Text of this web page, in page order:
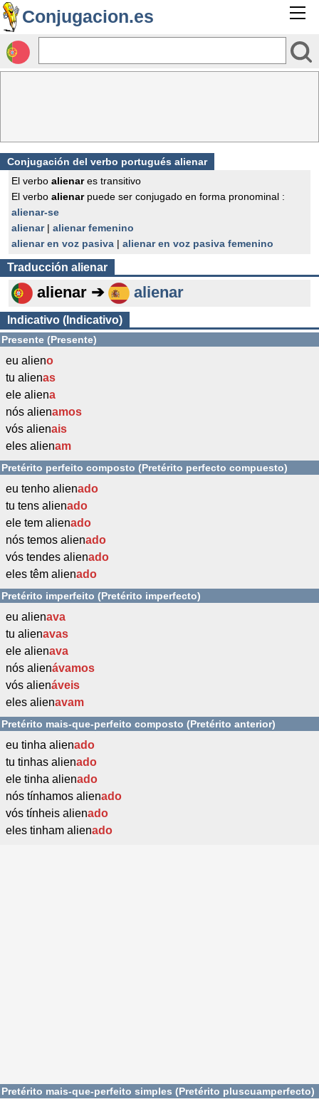
Conjugacion.es
Conjugación del verbo portugués alienar
El verbo alienares transitivo
El verbo alienarpuede ser conjugado en forma pronominal :
alienar-se
alienar| alienar femenino
alienar en voz pasiva | alienar en voz pasiva femenino
Traducción alienar
alienar ➔ alienar
Indicativo (Indicativo)
Presente (Presente)
eu alieno
tu alienas
ele aliena
nós alienamos
vós alienais
eles alienam
Pretérito perfeito composto (Pretérito perfecto compuesto)
eu tenho alienado
tu tens alienado
ele tem alienado
nós temos alienado
vós tendes alienado
eles têm alienado
Pretérito imperfeito (Pretérito imperfecto)
eu alienava
tu alienavas
ele alienava
nós alienávamos
vós alienáveis
eles alienavam
Pretérito mais-que-perfeito composto (Pretérito anterior)
eu tinha alienado
tu tinhas alienado
ele tinha alienado
nós tínhamos alienado
vós tínheis alienado
eles tinham alienado
Pretérito mais-que-perfeito simples (Pretérito pluscuamperfecto)